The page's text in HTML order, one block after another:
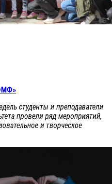
студенты и преподаватели
провели ряд мероприятий,
и творческое